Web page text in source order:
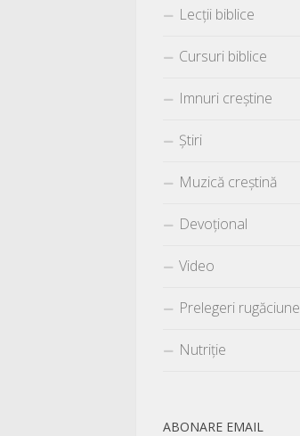
Lecții biblice
Cursuri biblice
Imnuri creștine
Știri
Muzică creștină
Devoțional
Video
Prelegeri rugăciune
Nutriție
ABONARE EMAIL